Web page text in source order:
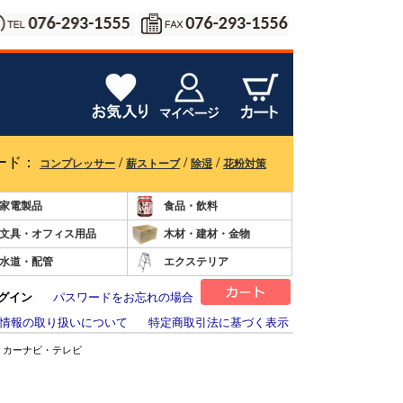
ド： コンプレッサー / 薪ストーブ/ 除湿 / 花粉対策
家電製品 食品・飲料
文具・オフィス用品 木材・建材・金物
水道・配管 エクステリア
イン
パスワードをお忘れの場合
報の取り扱いについて 特定商取引法に基づく表示
カーナビ・テレビ